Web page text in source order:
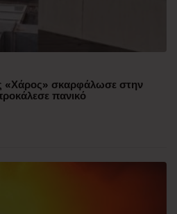
«Χάρος» σκαρφάλωσε στην
πανικό